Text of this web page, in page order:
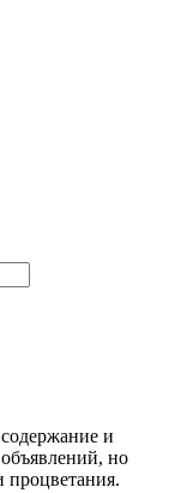
и
но
процветания.